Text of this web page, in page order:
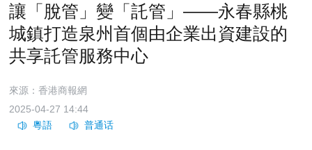
讓「脫管」變「託管」——永春縣桃
城鎮打造泉州首個由企業出資建設的
共享託管服務中心
來源：香港商報網
2025-04-27 14:44